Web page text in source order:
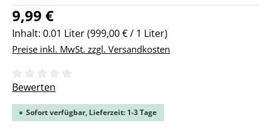
Regulärer Preis:
9,99 €
Inhalt: 0.01 Liter(999,00 € / 1 Liter)
Preise inkl. MwSt. zzgl. Versandkosten
Durchschnittliche Bewertung von 0 von 5 Sternen
Bewerten
Sofort verfügbar, Lieferzeit: 1-3 Tage